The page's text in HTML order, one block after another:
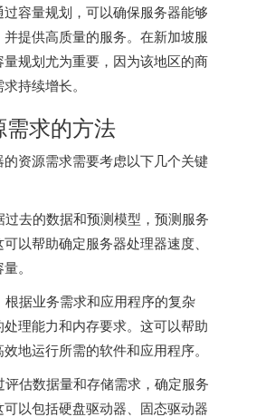
容量规划，可以确保服务器能够
提供高质量的服务。在新加坡服
量规划尤为重要，因为该地区的商
持续增长。
求的方法
资源需求需要考虑以下几个关键
去的数据和预测模型，预测服务
以帮助确定服务器处理器速度、
。
根据业务需求和应用程序的复杂
理能力和内存要求。这可以帮助
地运行所需的软件和应用程序。
估数据量和存储需求，确定服务
以包括硬盘驱动器、固态驱动器